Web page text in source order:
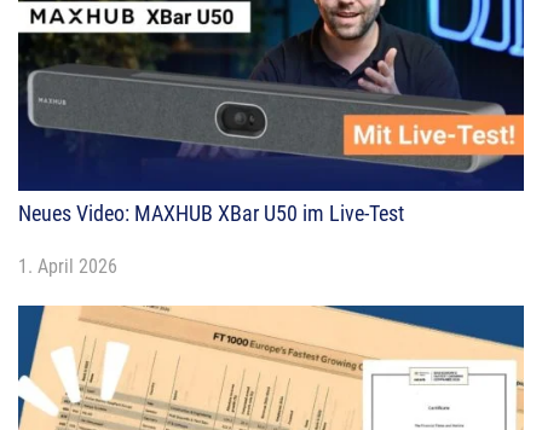
Neues Video: MAXHUB XBar U50 im Live-Test
1. April 2026